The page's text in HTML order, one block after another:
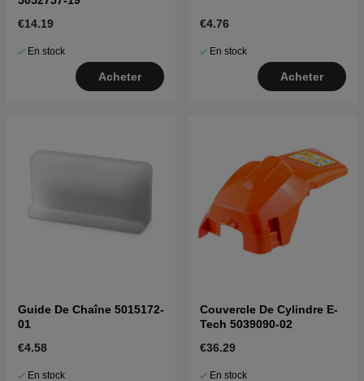
€14.19
En stock
Acheter
€4.76
En stock
Acheter
Guide De Chaîne 5015172-
01
€4.58
En stock
Couvercle De Cylindre E-
Tech 5039090-02
€36.29
En stock